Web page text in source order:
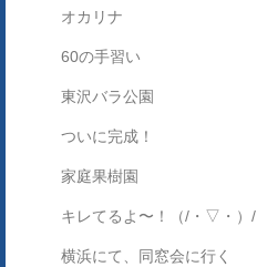
オカリナ
60の手習い
東沢バラ公園
ついに完成！
家庭果樹園
キレてるよ〜！（/・▽・）/
横浜にて、同窓会に行く